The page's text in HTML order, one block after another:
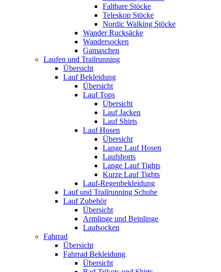
Faltbare Stöcke
Teleskop Stöcke
Nordic Walking Stöcke
Wander Rucksäcke
Wandersocken
Gamaschen
Laufen und Trailrunning
Übersicht
Lauf Bekleidung
Übersicht
Lauf Tops
Übersicht
Lauf Jacken
Lauf Shirts
Lauf Hosen
Übersicht
Lange Lauf Hosen
Laufshorts
Lange Lauf Tights
Kurze Lauf Tights
Lauf-Regenbekleidung
Lauf und Trailrunning Schuhe
Lauf Zubehör
Übersicht
Armlinge und Beinlinge
Laufsocken
Fahrrad
Übersicht
Fahrrad Bekleidung
Übersicht